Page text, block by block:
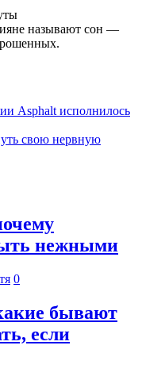
называют сон —
Asphalt исполнилось
свою нервную
нежными
0
бывают
если